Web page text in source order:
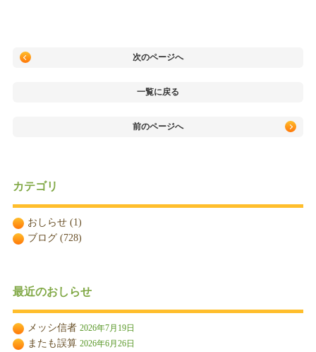
次のページへ
一覧に戻る
前のページへ
カテゴリ
おしらせ(1)
ブログ(728)
最近のおしらせ
メッシ信者 2026年7月19日
またも誤算 2026年6月26日